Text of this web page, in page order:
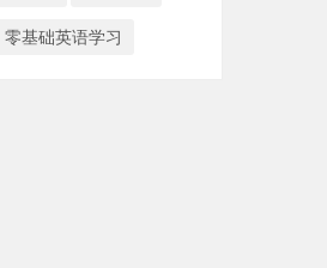
零基础英语学习